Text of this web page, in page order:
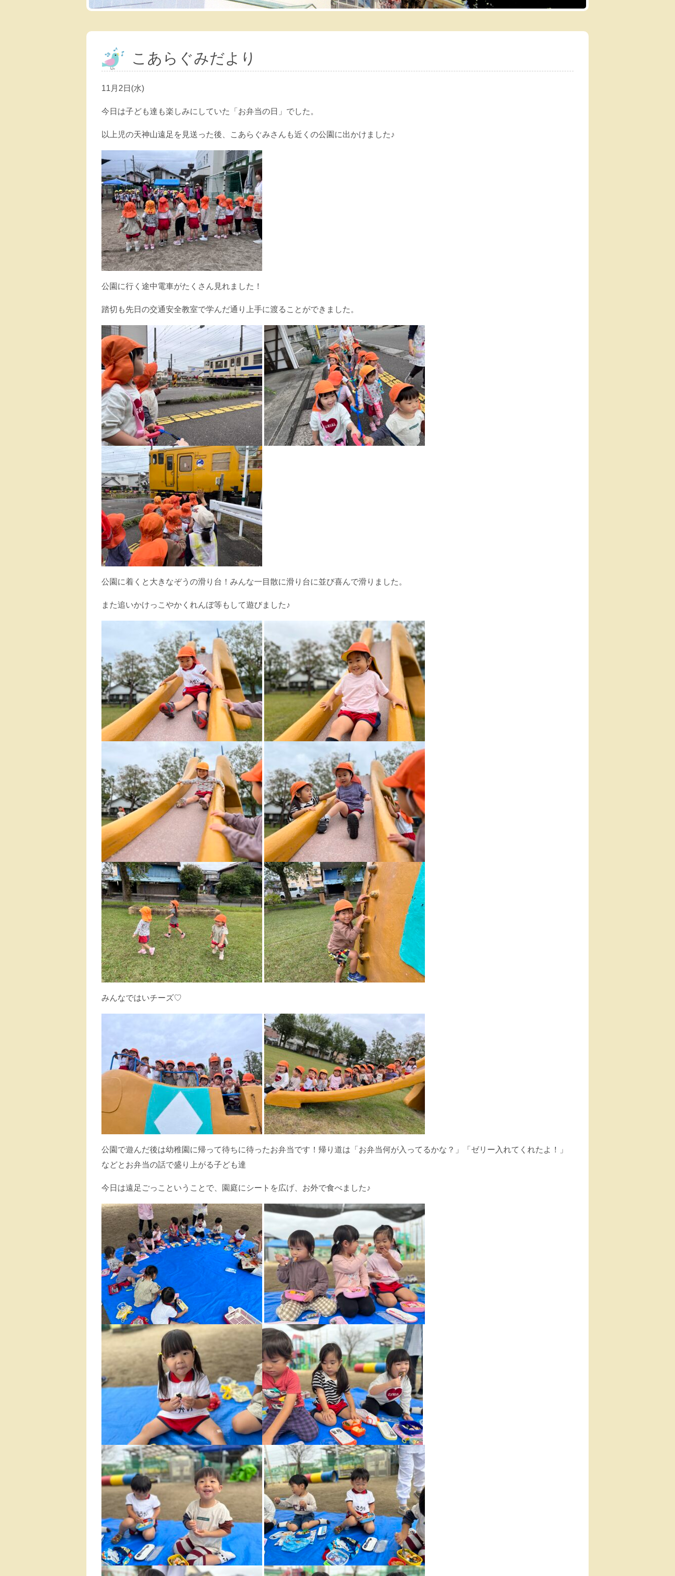
こあらぐみだより
11月2日(水)
今日は子ども達も楽しみにしていた「お弁当の日」でした。
以上児の天神山遠足を見送った後、こあらぐみさんも近くの公園に出かけました♪
公園に行く途中電車がたくさん見れました！
踏切も先日の交通安全教室で学んだ通り上手に渡ることができました。
公園に着くと大きなぞうの滑り台！みんな一目散に滑り台に並び喜んで滑りました。
また追いかけっこやかくれんぼ等もして遊びました♪
みんなではいチーズ♡
公園で遊んだ後は幼稚園に帰って待ちに待ったお弁当です！帰り道は「お弁当何が入ってるかな？」「ゼリー入れてくれたよ！」
などとお弁当の話で盛り上がる子ども達
今日は遠足ごっこということで、園庭にシートを広げ、お外で食べました♪